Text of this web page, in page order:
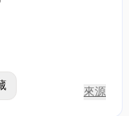
來源